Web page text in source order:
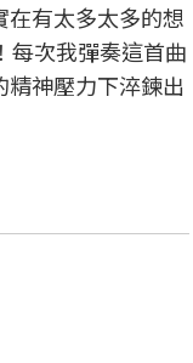
有太多太多的想
每次我彈奏這首曲
神壓力下淬鍊出